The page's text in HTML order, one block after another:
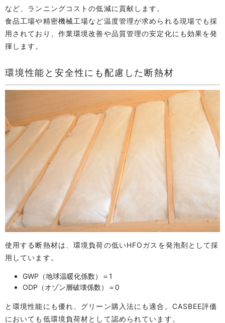
など、ランニングコストの低減に貢献します。
食品工場や精密機械工場など温度管理が求められる現場でも採
用されており、作業環境改善や品質管理の安定化にも効果を発
揮します。
環境性能と安全性にも配慮した断熱材
使用する断熱材は、環境負荷の低いHFOガスを発泡剤として採
用しています。
GWP（地球温暖化係数）＝1
ODP（オゾン層破壊係数）＝0
と環境性能にも優れ、グリーン購入法にも適合。CASBEE評価
においても低環境負荷材として認められています。